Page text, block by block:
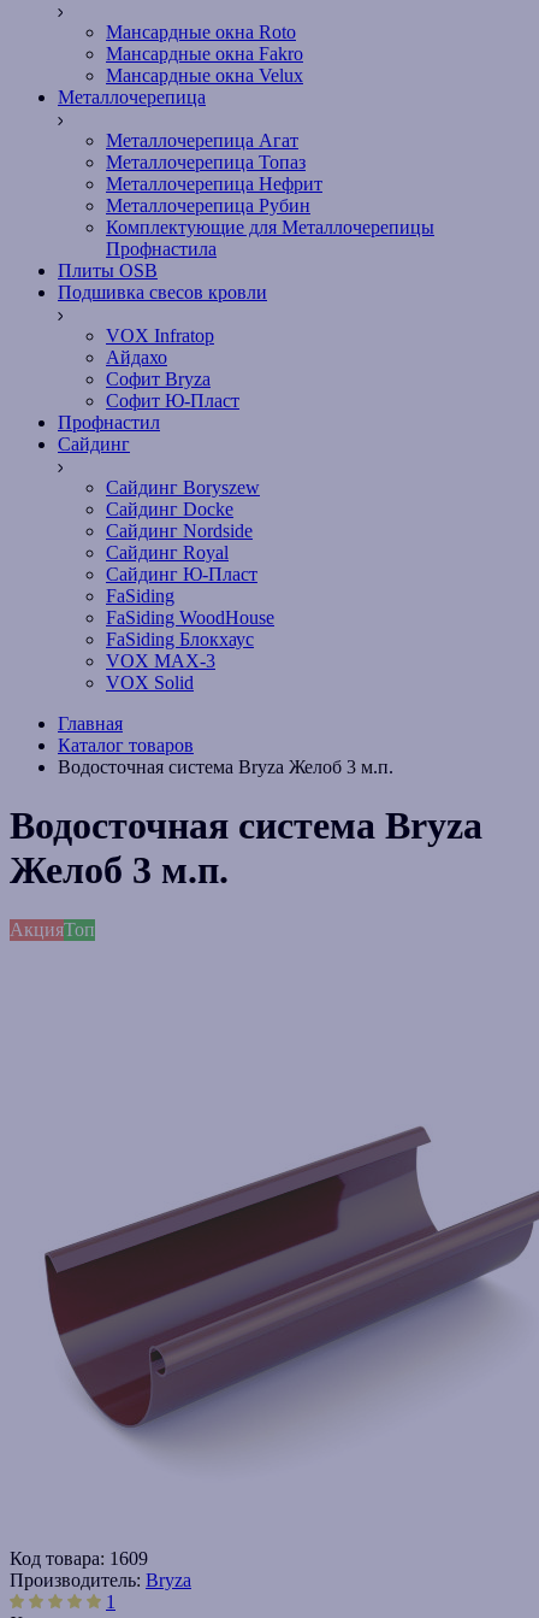
Мансардные окна Roto
Мансардные окна Fakro
Мансардные окна Velux
Металлочерепица
Металлочерепица Агат
Металлочерепица Топаз
Металлочерепица Нефрит
Металлочерепица Рубин
Комплектующие для Металлочерепицы
Профнастила
Плиты OSB
Подшивка свесов кровли
VOX Infratop
Айдахо
Софит Bryza
Софит Ю-Пласт
Профнастил
Сайдинг
Сайдинг Boryszew
Сайдинг Docke
Сайдинг Nordside
Сайдинг Royal
Сайдинг Ю-Пласт
FaSiding
FaSiding WoodHouse
FaSiding Блокхаус
VOX MAX-3
VOX Solid
Главная
Каталог товаров
Водосточная система Bryza Желоб 3 м.п.
Водосточная система Bryza
Желоб 3 м.п.
АкцияТоп
Код товара: 1609
Производитель: Bryza
1